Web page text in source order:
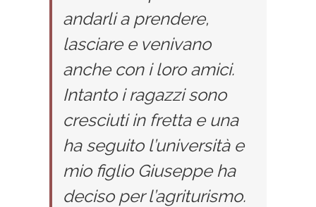
andarli a prendere,
lasciare e venivano
anche con i loro amici.
Intanto i ragazzi sono
cresciuti in fretta e una
ha seguito l’università e
mio figlio Giuseppe ha
deciso per l’agriturismo.